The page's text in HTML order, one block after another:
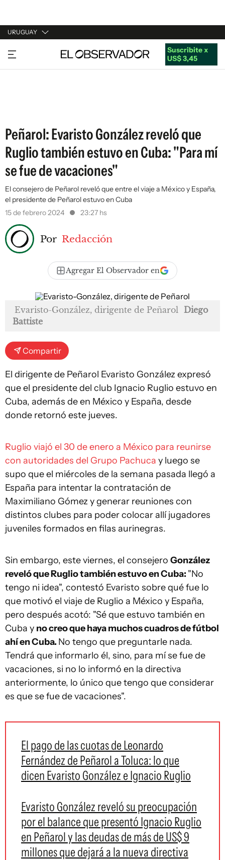
URUGUAY
URUGUAY
ARGENTINA
Suscribite x
US$ 3,45
Peñarol: Evaristo González reveló que
Ruglio también estuvo en Cuba: "Para mí
se fue de vacaciones"
El consejero de Peñarol reveló que entre el viaje a México y España,
el presidente de Peñarol estuvo en Cuba
15 de febrero 2024
23:27 hs
Por Redacción
Agregar El Observador en
Evaristo-González, dirigente de Peñarol Diego
Battiste
Compartir
El dirigente de Peñarol Evaristo González expresó
que el presidente del club Ignacio Ruglio estuvo en
Cuba, además de en México y España, desde
donde retornó este jueves.
Ruglio viajó el 30 de enero a México para reunirse
con autoridades del Grupo Pachuca y luego se
supo que el miércoles de la semana pasada llegó a
España para intentar la contratación de
Maximiliano Gómez y generar reuniones con
distintos clubes para poder colocar allí jugadores
juveniles formados en filas aurinegras.
Sin embargo, este viernes, el consejero González
reveló que Ruglio también estuvo en Cuba: "No
tengo ni idea", contestó Evaristo sobre qué fue lo
que motivó el viaje de Ruglio a México y España,
pero después acotó: "Sé que estuvo también en
Cuba y no creo que haya muchos cuadros de fútbol
ahí en Cuba. No tengo que preguntarle nada.
Tendrá que informarlo él, sino, para mí se fue de
vacaciones, si no lo informó en la directiva
anteriormente, lo único que tengo que considerar
es que se fue de vacaciones".
El pago de las cuotas de Leonardo
Fernández de Peñarol a Toluca: lo que
dicen Evaristo González e Ignacio Ruglio
Evaristo González reveló su preocupación
por el balance que presentó Ignacio Ruglio
en Peñarol y las deudas de más de US$ 9
millones que dejará a la nueva directiva